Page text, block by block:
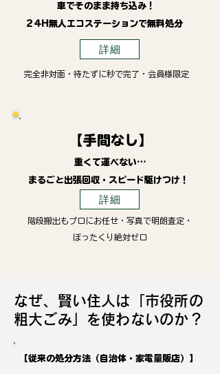
車でそのまま持ち込み！
24H無人エコステーションで無料処分
詳細
完全非対面・待たずに秒で完了・会員様限定
【手間なし】
重くて運べない…
まるごと出張回収・スピード駆けつけ！
詳細
階段搬出もプロにお任せ・写真で明朗査定・
ぼったくり絶対ゼロ
なぜ、賢い住人は「市役所の
粗大ごみ」を使わないのか？
【従来の処分方法（自治体・家電量販店）】